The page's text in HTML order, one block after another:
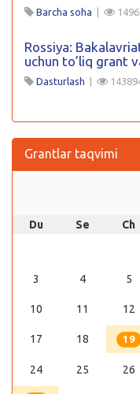
Barcha soha |
Rossiya:
uchun to’liq grant
Dasturlash |
Grantlar taqvimi
Du Se Ch
3 4 5
10 11 12
17 18 19
24 25 26